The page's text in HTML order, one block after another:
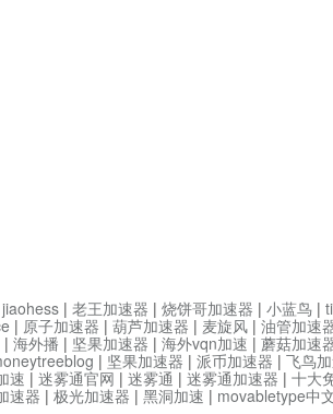
jiaohess | 老王加速器 | 烧饼哥加速器 | 小蓝鸟 |
| 原子加速器 | 葫芦加速器 | 麦旋风 | 油管加速
| 海外播 | 坚果加速器 | 海外vqn加速 | 蘑菇加速
| 坚果加速器 | 派币加速器 | 飞鸟
速 | 迷雾通官网 | 迷雾通 | 迷雾通加速器 | 十大
速器 | 极光加速器 | 黑洞加速 | movabletype中